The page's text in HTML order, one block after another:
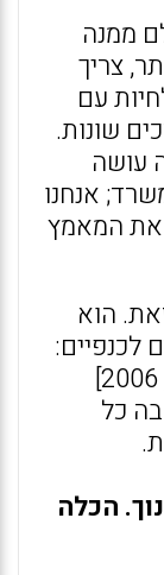
ממנה
צריך
עם
שונות.
עושה
אנחנו
את המאמץ
הוא
לכנפיים:
סיפורו של אדם עם נכות" [אחוה, 2006]
כל
הכלה